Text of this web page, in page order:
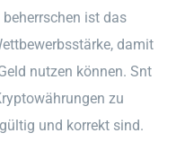
ist das
damit
nutzen können. Snt
zu
und korrekt sind.